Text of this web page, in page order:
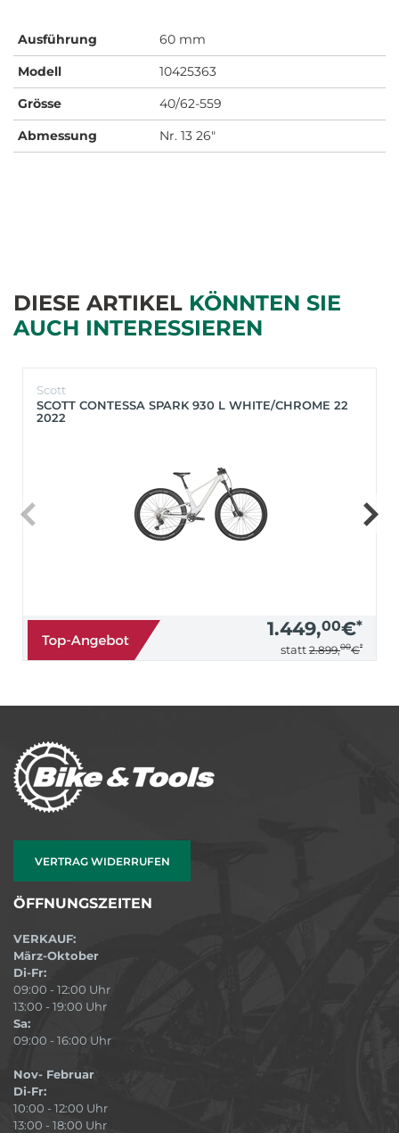
Ausführung
60 mm
Modell
10425363
Grösse
40/62-559
Abmessung
Nr. 13 26"
DIESE ARTIKEL KÖNNTEN SIE
AUCH INTERESSIEREN
Scott
SCOTT CONTESSA SPARK 930 L WHITE/CHROME 22
2022
1.449,00€*
statt 2.899,00€*
VERTRAG WIDERRUFEN
ÖFFNUNGSZEITEN
VERKAUF:
März-Oktober
Di-Fr:
09:00 - 12:00 Uhr
13:00 - 19:00 Uhr
Sa:
09:00 - 16:00 Uhr
Nov- Februar
Di-Fr:
10:00 - 12:00 Uhr
13:00 - 18:00 Uhr